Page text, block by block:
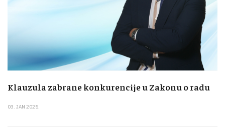
Klauzula zabrane konkurencije u Zakonu o radu
03. JAN 2025.